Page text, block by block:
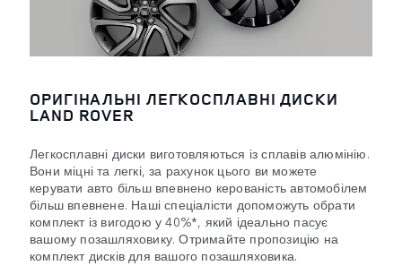
ОРИГІНАЛЬНІ ЛЕГКОСПЛАВНІ ДИСКИ
LAND ROVER
Легкосплавні диски виготовляються із сплавів алюмінію.
Вони міцні та легкі, за рахунок цього ви можете
керувати авто більш впевнено керованість автомобілем
більш впевнене. Наші спеціалісти допоможуть обрати
комплект із вигодою у 40%*, який ідеально пасує
вашому позашляховику. Отримайте пропозицію на
комплект дисків для вашого позашляховика.